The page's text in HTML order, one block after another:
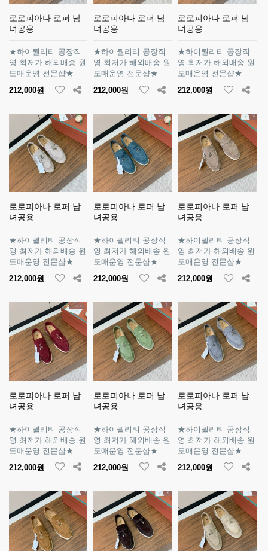
로로피아나 로퍼 남
녀공용
★하이퀄리티 공장직
영 최저가 해외배송 원
도매운영 전문샵★
212,000원
로로피아나 로퍼 남
녀공용
★하이퀄리티 공장직
영 최저가 해외배송 원
도매운영 전문샵★
212,000원
로로피아나 로퍼 남
녀공용
★하이퀄리티 공장직
영 최저가 해외배송 원
도매운영 전문샵★
212,000원
로로피아나 로퍼 남
녀공용
★하이퀄리티 공장직
영 최저가 해외배송 원
도매운영 전문샵★
212,000원
로로피아나 로퍼 남
녀공용
★하이퀄리티 공장직
영 최저가 해외배송 원
도매운영 전문샵★
212,000원
로로피아나 로퍼 남
녀공용
★하이퀄리티 공장직
영 최저가 해외배송 원
도매운영 전문샵★
212,000원
로로피아나 로퍼 남
녀공용
★하이퀄리티 공장직
영 최저가 해외배송 원
도매운영 전문샵★
212,000원
로로피아나 로퍼 남
녀공용
★하이퀄리티 공장직
영 최저가 해외배송 원
도매운영 전문샵★
212,000원
로로피아나 로퍼 남
녀공용
★하이퀄리티 공장직
영 최저가 해외배송 원
도매운영 전문샵★
212,000원